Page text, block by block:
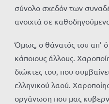
σύνολο σχεδόν των
ανοιχτά σε
Όμως, ο θάνατός του απ’
κάποιους άλλους.
διώκτες του, που
ελληνικού λαού.
οργάνωση που μας